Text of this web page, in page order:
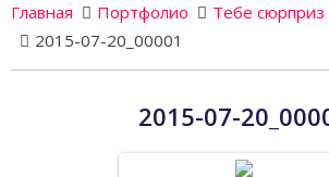
Главная Портфолио
Тебе сюрприз
2015-07-20_00001
2015-07-